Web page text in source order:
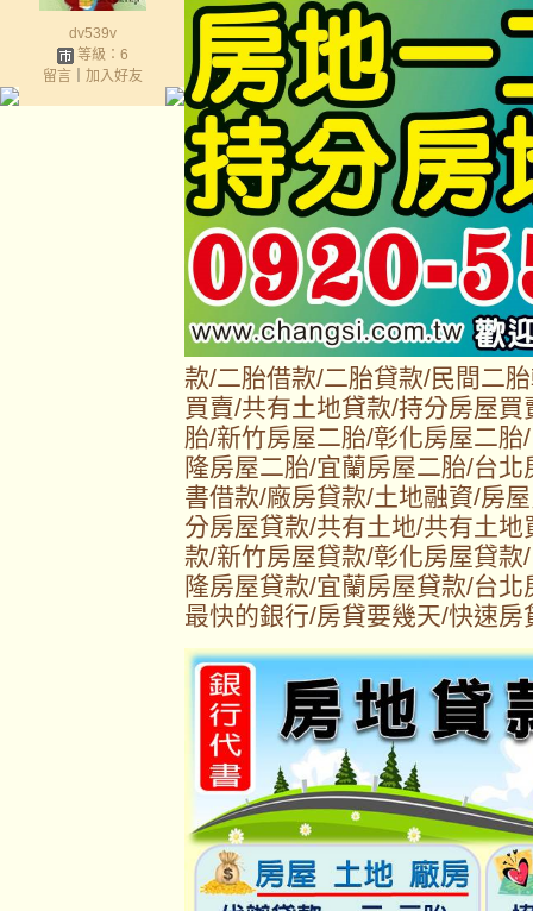
dv539v
等級：6
留言｜ 加入好友
款/二胎借款/二胎貸款/民間二
買賣/共有土地貸款/持分房屋
胎/新竹房屋二胎/彰化房屋二
隆房屋二胎/宜蘭房屋二胎/台
書借款/廠房貸款/土地融資/房
分房屋貸款/共有土地/共有土
款/新竹房屋貸款/彰化房屋貸
隆房屋貸款/宜蘭房屋貸款/台
最快的銀行/房貸要幾天/快速房